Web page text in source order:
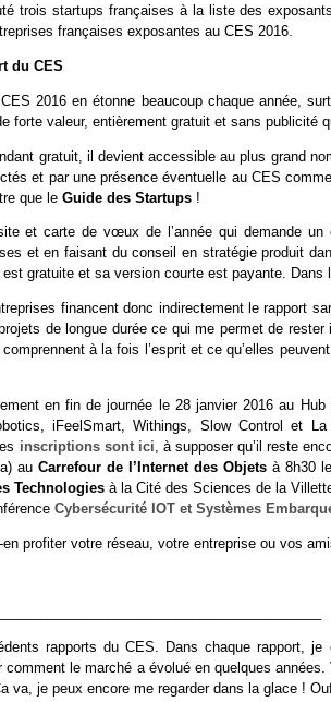
trois startups françaises à la liste des
françaises exposantes au CES 2016.
du CES
2016 en étonne beaucoup chaque année,
forte valeur, entièrement gratuit et sans publicité
gratuit, il devient accessible au plus grand
et par une présence éventuelle au CES
que le Guide des Startups !
et carte de vœux de l’année qui demande
et en faisant du conseil en stratégie produit
gratuite et sa version courte est payante. Dans
financent donc indirectement le rapport
de longue durée ce qui me permet de
à la fois l’esprit et ce qu’elles
en fin de journée le 28 janvier 2016 au
iFeelSmart, Withings, Slow Control et
inscriptions sont ici , à supposer qu’il reste
au Carrefour de l’Internet des Objetsà 8h30
Technologiesà la Cité des Sciences de la
Cybersécurité IOT et Systèmes
profiter votre réseau, votre entreprise ou vos
rapports du CES. Dans chaque rapport, je
le marché a évolué en quelques
va, je peux encore me regarder dans la glace !